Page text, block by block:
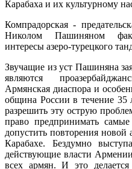
Карабаха и их культурному
Компрадорская -
Николом Пашиняном
интересы азеро-турецкого
Звучащие из уст Пашиняна
являются
Армянская диаспора и
община России в течение 35
разрешить эту острую
право предпринимать
допустить повторения
Карабахе. Бездумно
действующие власти
всех армян. И это